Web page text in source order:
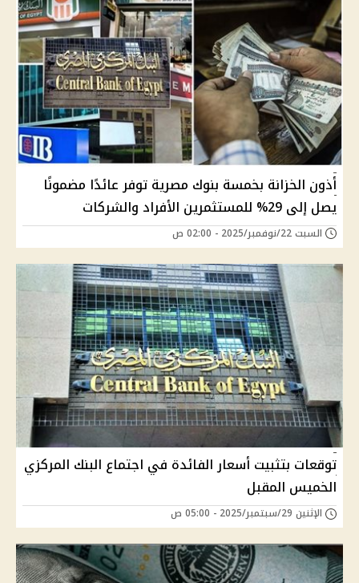
أذون الخزانة بخمسة بنوك مصرية توفر عائدًا مضمونًا
يصل إلى 29% للمستثمرين الأفراد والشركات
السبت 22/نوفمبر/2025 - 02:00 ص
توقعات بتثبيت أسعار الفائدة في اجتماع البنك المركزي
الخميس المقبل
الإثنين 29/سبتمبر/2025 - 05:00 ص